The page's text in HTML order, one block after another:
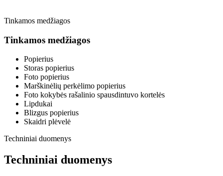
Tinkamos medžiagos
Tinkamos medžiagos
Popierius
Storas popierius
Foto popierius
Marškinėlių perkėlimo popierius
Foto kokybės rašalinio spausdintuvo kortelės
Lipdukai
Blizgus popierius
Skaidri plėvelė
Techniniai duomenys
Techniniai duomenys